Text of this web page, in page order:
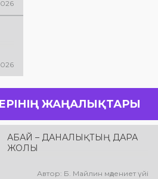
ЖАҢАЛЫҚТАРЫ
АБАЙ – ДАНАЛЫҚТЫҢ ДАРА
ЖОЛЫ
Автор: Б. Майлин мәдениет үйі